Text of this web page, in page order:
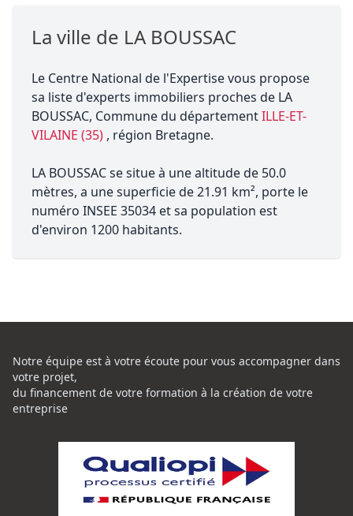
La ville de LA BOUSSAC
Le Centre National de l'Expertise vous propose
sa liste d'experts immobiliers proches de LA
BOUSSAC, Commune du départementILLE-ET-
VILAINE (35) , région Bretagne.
LA BOUSSAC se situe à une altitude de 50.0
mètres, a une superficie de 21.91 km², porte le
numéro INSEE 35034 et sa population est
d'environ 1200 habitants.
Notre équipe est à votre écoute pour vous accompagner dans
votre projet,
du financement de votre formation à la création de votre
entreprise